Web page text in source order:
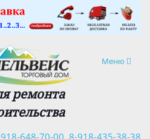
Навигация
Меню
ремонта
8-918-435-38-38
648-70-00